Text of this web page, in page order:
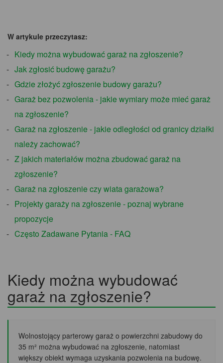
W artykule przeczytasz:
Kiedy można wybudować garaż na zgłoszenie?
Jak zgłosić budowę garażu?
Gdzie złożyć zgłoszenie budowy garażu?
Garaż bez pozwolenia - jakie wymiary może mieć garaż
na zgłoszenie?
Garaż na zgłoszenie - jakie odległości od granicy działki
należy zachować?
Z jakich materiałów można zbudować garaż na
zgłoszenie?
Garaż na zgłoszenie czy wiata garażowa?
Projekty garaży na zgłoszenie - poznaj wybrane
propozycje
Często Zadawane Pytania - FAQ
Kiedy można wybudować
garaż na zgłoszenie?
Wolnostojący parterowy garaż o powierzchni zabudowy do
35 m² można wybudować na zgłoszenie, natomiast
większy obiekt wymaga uzyskania pozwolenia na budowę.